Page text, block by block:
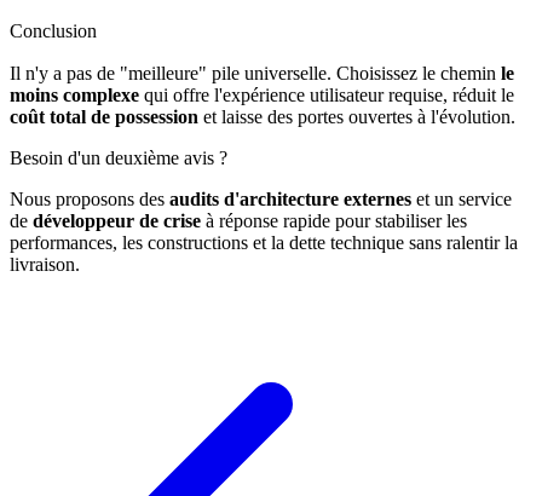
Conclusion
Il n'y a pas de "meilleure" pile universelle. Choisissez le chemin le
moins complexe qui offre l'expérience utilisateur requise, réduit le
coût total de possession et laisse des portes ouvertes à l'évolution.
Besoin d'un deuxième avis ?
Nous proposons des audits d'architecture externes et un service
de développeur de crise à réponse rapide pour stabiliser les
performances, les constructions et la dette technique sans ralentir la
livraison.